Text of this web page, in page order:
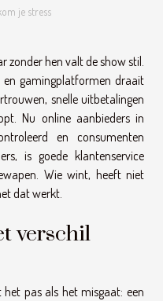
je stress
zonder hen valt de show stil.
gamingplatformen draait
snelle uitbetalingen
Nu online aanbieders in
en consumenten
is goede klantenservice
Wie wint, heeft niet
dat werkt.
verschil
pas als het misgaat: een